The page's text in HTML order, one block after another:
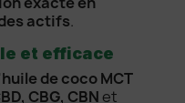
actifs.
et efficace
huile de coco MCT
CBG, CBN et